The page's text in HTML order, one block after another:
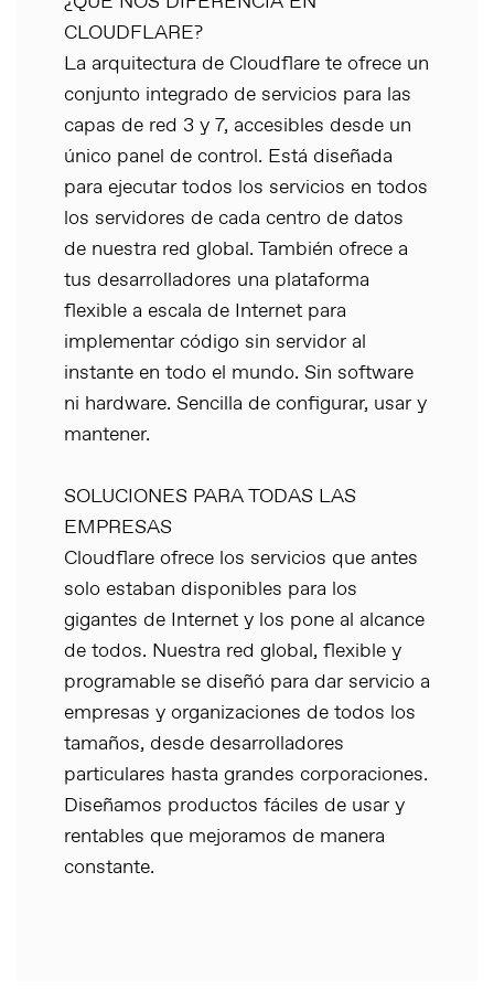
CLOUDFLARE?
La arquitectura de Cloudflare te ofrece un
conjunto integrado de servicios para las
capas de red 3 y 7, accesibles desde un
único panel de control. Está diseñada
para ejecutar todos los servicios en todos
los servidores de cada centro de datos
de nuestra red global. También ofrece a
tus desarrolladores una plataforma
flexible a escala de Internet para
implementar código sin servidor al
instante en todo el mundo. Sin software
ni hardware. Sencilla de configurar, usar y
mantener.
SOLUCIONES PARA TODAS LAS
EMPRESAS
Cloudflare ofrece los servicios que antes
solo estaban disponibles para los
gigantes de Internet y los pone al alcance
de todos. Nuestra red global, flexible y
programable se diseñó para dar servicio a
empresas y organizaciones de todos los
tamaños, desde desarrolladores
particulares hasta grandes corporaciones.
Diseñamos productos fáciles de usar y
rentables que mejoramos de manera
constante.